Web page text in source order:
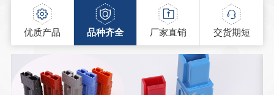
优质产品 品种齐全 厂家直销 交货期短